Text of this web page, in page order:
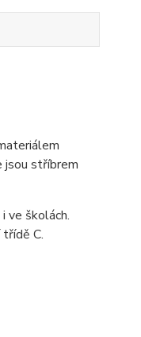
jsou stříbrem
ve školách.
C.